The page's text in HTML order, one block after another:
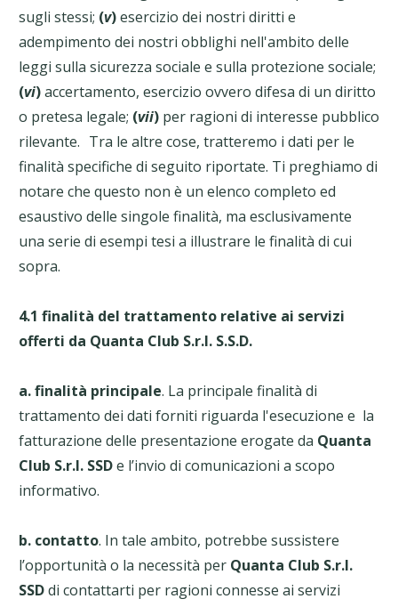
sugli stessi; (v)esercizio dei nostri diritti e
adempimento dei nostri obblighi nell'ambito delle
leggi sulla sicurezza sociale e sulla protezione sociale;
(vi)accertamento, esercizio ovvero difesa di un diritto
o pretesa legale; (vii) per ragioni di interesse pubblico
rilevante. Tra le altre cose, tratteremo i dati per le
finalità specifiche di seguito riportate. Ti preghiamo di
notare che questo non è un elenco completo ed
esaustivo delle singole finalità, ma esclusivamente
una serie di esempi tesi a illustrare le finalità di cui
sopra.
4.1 finalità del trattamento relative ai servizi
offerti da Quanta Club S.r.l. S.S.D.
a. finalità principale. La principale finalità di
trattamento dei dati forniti riguarda l'esecuzione e la
fatturazione delle presentazione erogate da Quanta
Club S.r.l. SSDe l’invio di comunicazioni a scopo
informativo.
b. contatto. In tale ambito, potrebbe sussistere
l’opportunità o la necessità per Quanta Club S.r.l.
SSDdi contattarti per ragioni connesse ai servizi